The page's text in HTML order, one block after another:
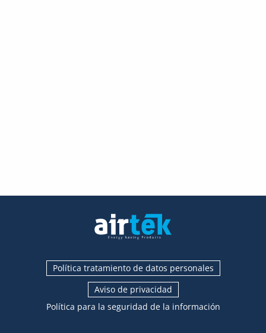
Política tratamiento de datos personales
Aviso de privacidad
Política para la seguridad de la información